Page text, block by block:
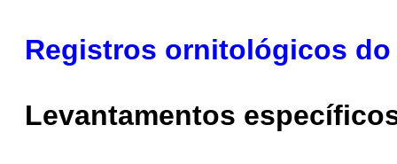
Registros ornitológicos do
Levantamentos